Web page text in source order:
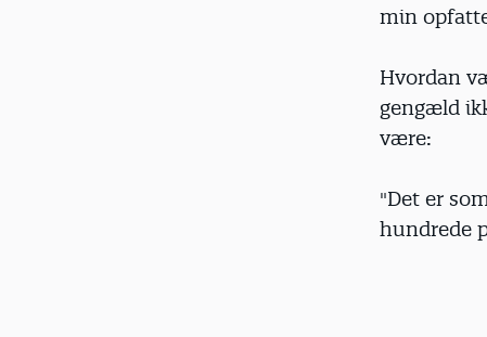
min
Hvordan
gengæld
være:
"Det er
hundrede